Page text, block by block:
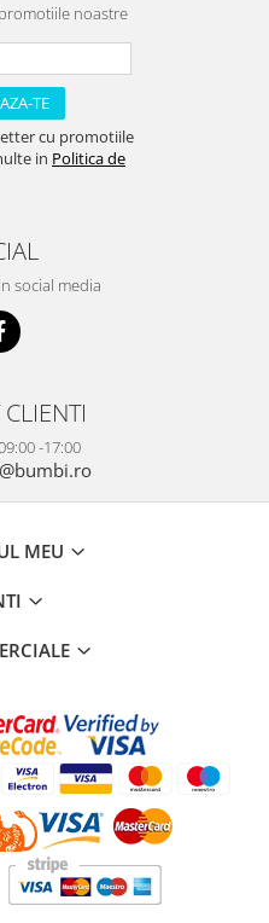
noastre
cu promotiile
in Politica de
social media
-17:00
MEU